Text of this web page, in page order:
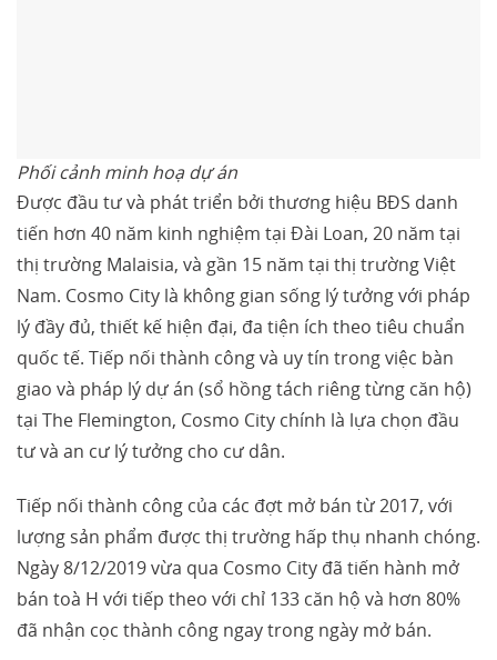
Phối cảnh minh hoạ dự án
Được đầu tư và phát triển bởi thương hiệu BĐS danh
tiến hơn 40 năm kinh nghiệm tại Đài Loan, 20 năm tại
thị trường Malaisia, và gần 15 năm tại thị trường Việt
Nam. Cosmo City là không gian sống lý tưởng với pháp
lý đầy đủ, thiết kế hiện đại, đa tiện ích theo tiêu chuẩn
quốc tế. Tiếp nối thành công và uy tín trong việc bàn
giao và pháp lý dự án (sổ hồng tách riêng từng căn hộ)
tại The Flemington, Cosmo City chính là lựa chọn đầu
tư và an cư lý tưởng cho cư dân.
Tiếp nối thành công của các đợt mở bán từ 2017, với
lượng sản phẩm được thị trường hấp thụ nhanh chóng.
Ngày 8/12/2019 vừa qua Cosmo City đã tiến hành mở
bán toà H với tiếp theo với chỉ 133 căn hộ và hơn 80%
đã nhận cọc thành công ngay trong ngày mở bán.